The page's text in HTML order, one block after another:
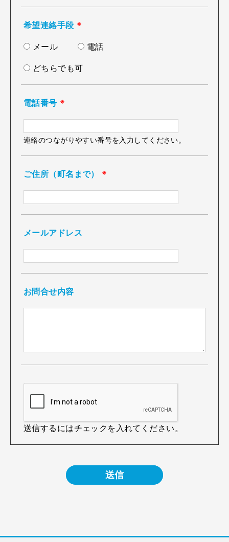
希望連絡手段 ※
メール 電話
どちらでも可
電話番号 ※
連絡のつながりやすい番号を入力してください。
ご住所（町名まで） ※
メールアドレス
お問合せ内容
送信するにはチェックを入れてください。
送信